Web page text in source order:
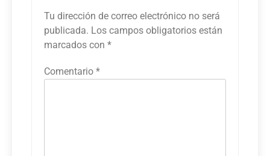
Tu dirección de correo electrónico no será
publicada. Los campos obligatorios están
marcados con *
Comentario *